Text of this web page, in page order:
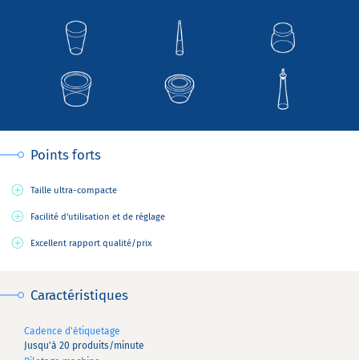
Points forts
Taille ultra-compacte
Facilité d'utilisation et de réglage
Excellent rapport qualité/prix
Caractéristiques
Cadence d'étiquetage
Jusqu'à 20 produits/minute